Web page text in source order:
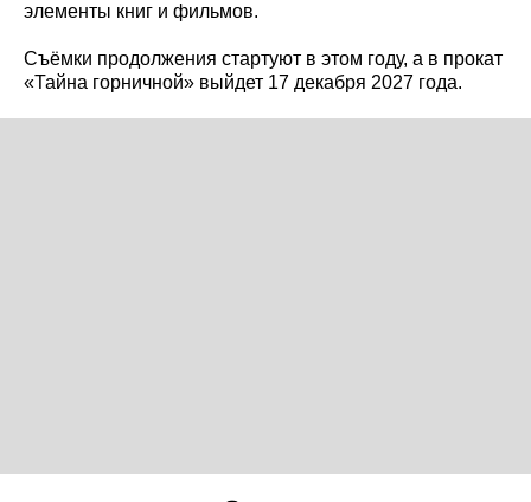
элементы книг и фильмов.
Съёмки продолжения стартуют в этом году, а в прокат
«Тайна горничной» выйдет 17 декабря 2027 года.